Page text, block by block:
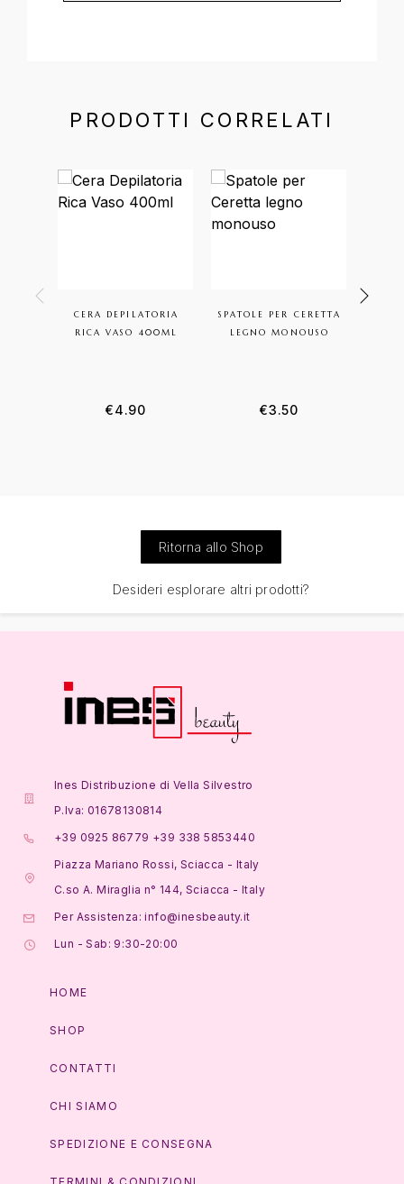
PRODOTTI CORRELATI
CERA DEPILATORIA
RICA VASO 400ML
€4.90
SPATOLE PER CERETTA
LEGNO MONOUSO
€3.50
Ritorna allo Shop
Desideri esplorare altri prodotti?
Ines Distribuzione di Vella Silvestro
P.Iva: 01678130814
+39 0925 86779 +39 338 5853440
Piazza Mariano Rossi, Sciacca - Italy
C.so A. Miraglia n° 144, Sciacca - Italy
Per Assistenza: info@inesbeauty.it
Lun - Sab: 9:30-20:00
HOME
SHOP
CONTATTI
CHI SIAMO
SPEDIZIONE E CONSEGNA